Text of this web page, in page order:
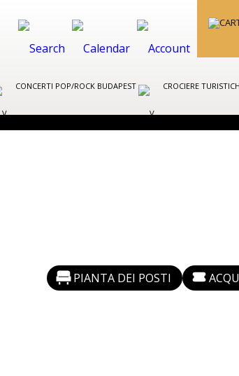
CONCERTI POP/ROCK BUDAPEST CROCIERE
PIANTA DEI POSTI